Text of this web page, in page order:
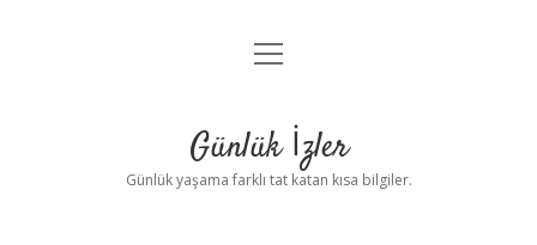
Anasayfa
Yasal Uyarı
menüyü
Günlük İzler
Günlük yaşama farklı tat katan kısa bilgiler.